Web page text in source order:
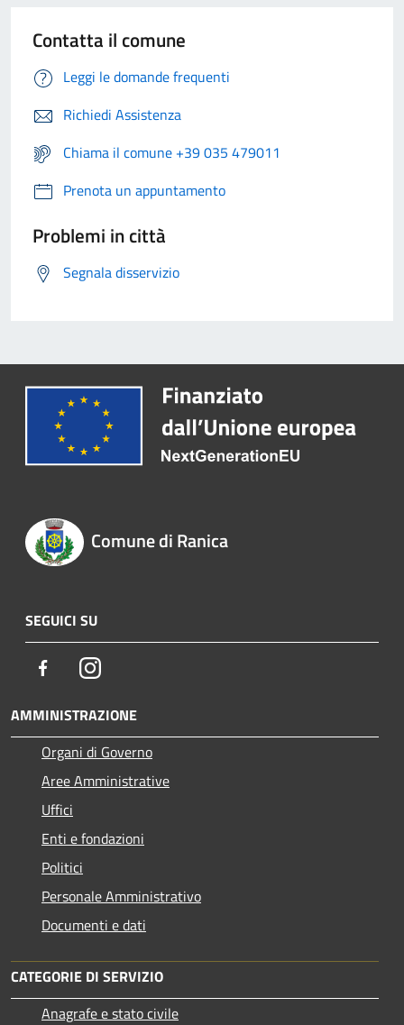
Contatta il comune
Leggi le domande frequenti
Richiedi Assistenza
Chiama il comune +39 035 479011
Prenota un appuntamento
Problemi in città
Segnala disservizio
Comune di Ranica
SEGUICI SU
FacebookInstagram
AMMINISTRAZIONE
Organi di Governo
Aree Amministrative
Uffici
Enti e fondazioni
Politici
Personale Amministrativo
Documenti e dati
CATEGORIE DI SERVIZIO
Anagrafe e stato civile